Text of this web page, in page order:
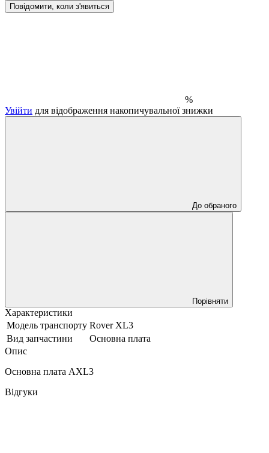
Повідомити, коли з'явиться
%
Увійти для відображення накопичувальної знижки
До обраного
Порівняти
Характеристики
Модель транспорту Rover XL3
Вид запчастини
Основна плата
Опис
Основна плата AXL3
Відгуки